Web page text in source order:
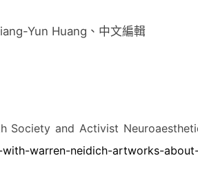
Yun Huang、中文編輯
Society and Activist
warren-neidich-artworks-